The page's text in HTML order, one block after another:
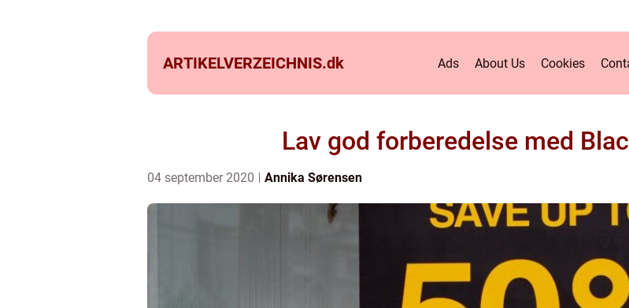
ARTIKELVERZEICHNIS.dk Ads About Us Cookies
Lav god forberedelse med
04 september 2020 Annika Sørensen